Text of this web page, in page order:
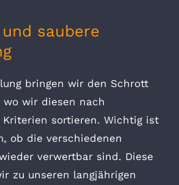
saubere
bringen wir den Schrott
wo wir diesen nach
Kriterien sortieren. Wichtig ist
ob die verschiedenen
verwertbar sind. Diese
zu unseren langjährigen